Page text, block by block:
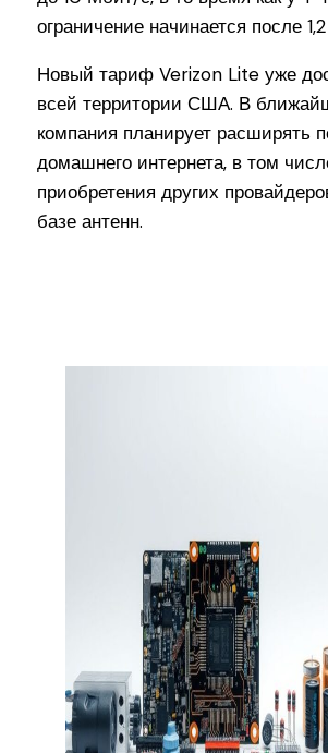
ограничение начинается после
Новый тариф Verizon Lite уже
всей территории США. В
компания планирует расширять
домашнего интернета, в том
приобретения других
базе антенн.